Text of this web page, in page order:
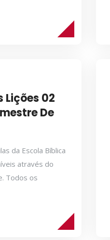
Lições 02
De
da Escola Bíblica
através do
Todos os